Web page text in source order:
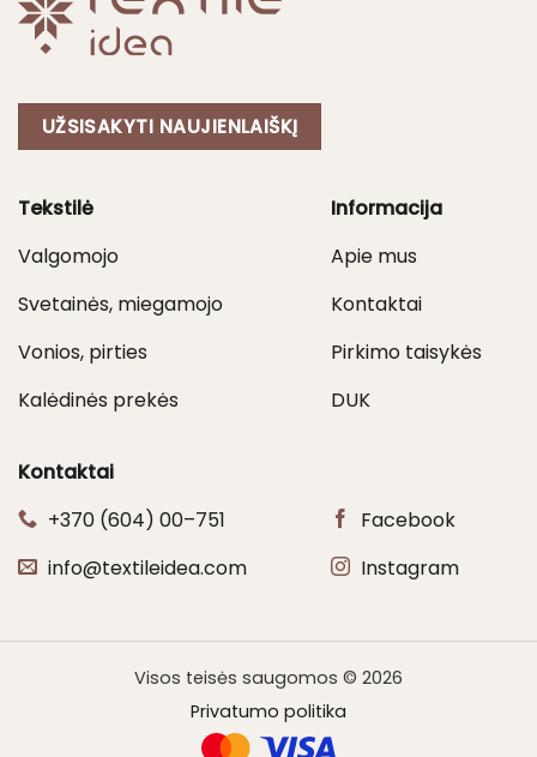
UŽSISAKYTI NAUJIENLAIŠKĮ
Tekstilė
Valgomojo
Svetainės, miegamojo
Vonios, pirties
Kalėdinės prekės
Informacija
Apie mus
Kontaktai
Pirkimo taisykės
DUK
Kontaktai
+370 (604) 00–751
info@textileidea.com
Facebook
Instagram
Visos teisės saugomos © 2026
Privatumo politika